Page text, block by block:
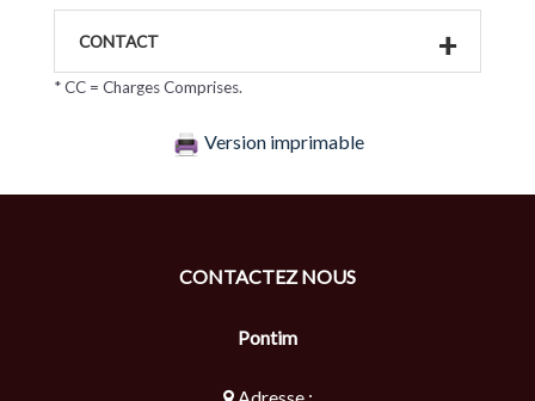
CONTACT
* CC = Charges Comprises.
Version imprimable
CONTACTEZ NOUS
Pontim